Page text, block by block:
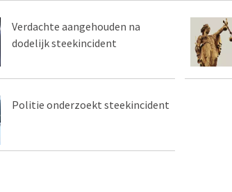
Verdachte aangehouden na
dodelijk steekincident
Politie onderzoekt steekincident